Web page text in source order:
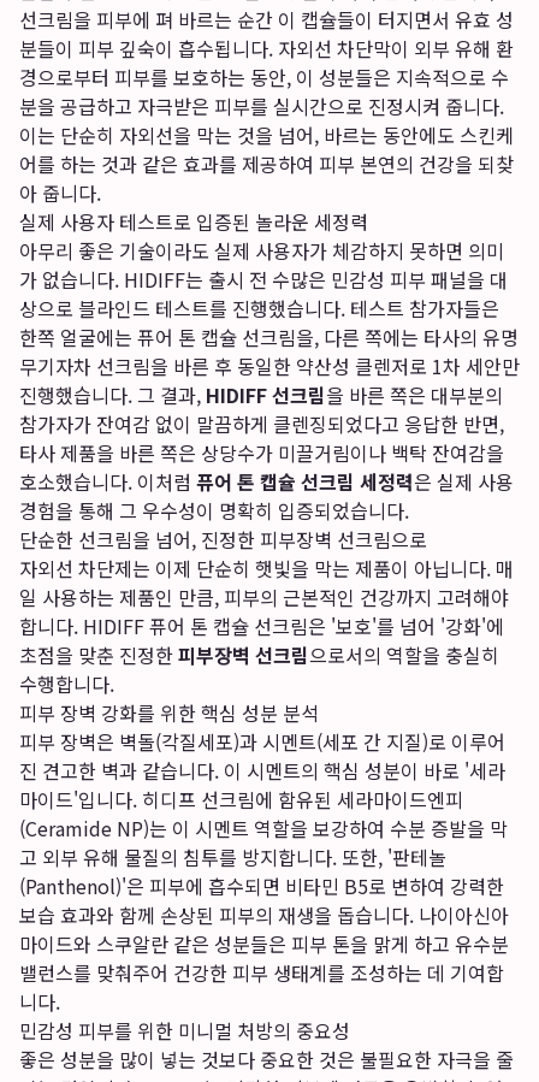
선크림을 피부에 펴 바르는 순간 이 캡슐들이 터지면서 유효 성
분들이 피부 깊숙이 흡수됩니다. 자외선 차단막이 외부 유해 환
경으로부터 피부를 보호하는 동안, 이 성분들은 지속적으로 수
분을 공급하고 자극받은 피부를 실시간으로 진정시켜 줍니다.
이는 단순히 자외선을 막는 것을 넘어, 바르는 동안에도 스킨케
어를 하는 것과 같은 효과를 제공하여 피부 본연의 건강을 되찾
아 줍니다.
실제 사용자 테스트로 입증된 놀라운 세정력
아무리 좋은 기술이라도 실제 사용자가 체감하지 못하면 의미
가 없습니다. HIDIFF는 출시 전 수많은 민감성 피부 패널을 대
상으로 블라인드 테스트를 진행했습니다. 테스트 참가자들은
한쪽 얼굴에는 퓨어 톤 캡슐 선크림을, 다른 쪽에는 타사의 유명
무기자차 선크림을 바른 후 동일한 약산성 클렌저로 1차 세안만
진행했습니다. 그 결과, HIDIFF 선크림을 바른 쪽은 대부분의
참가자가 잔여감 없이 말끔하게 클렌징되었다고 응답한 반면,
타사 제품을 바른 쪽은 상당수가 미끌거림이나 백탁 잔여감을
호소했습니다. 이처럼 퓨어 톤 캡슐 선크림 세정력은 실제 사용
경험을 통해 그 우수성이 명확히 입증되었습니다.
단순한 선크림을 넘어, 진정한 피부장벽 선크림으로
자외선 차단제는 이제 단순히 햇빛을 막는 제품이 아닙니다. 매
일 사용하는 제품인 만큼, 피부의 근본적인 건강까지 고려해야
합니다. HIDIFF 퓨어 톤 캡슐 선크림은 '보호'를 넘어 '강화'에
초점을 맞춘 진정한피부장벽 선크림으로서의 역할을 충실히
수행합니다.
피부 장벽 강화를 위한 핵심 성분 분석
피부 장벽은 벽돌(각질세포)과 시멘트(세포 간 지질)로 이루어
진 견고한 벽과 같습니다. 이 시멘트의 핵심 성분이 바로 '세라
마이드'입니다. 히디프 선크림에 함유된 세라마이드엔피
(Ceramide NP)는 이 시멘트 역할을 보강하여 수분 증발을 막
고 외부 유해 물질의 침투를 방지합니다. 또한, '판테놀
(Panthenol)'은 피부에 흡수되면 비타민 B5로 변하여 강력한
보습 효과와 함께 손상된 피부의 재생을 돕습니다. 나이아신아
마이드와 스쿠알란 같은 성분들은 피부 톤을 맑게 하고 유수분
밸런스를 맞춰주어 건강한 피부 생태계를 조성하는 데 기여합
니다.
민감성 피부를 위한 미니멀 처방의 중요성
좋은 성분을 많이 넣는 것보다 중요한 것은 불필요한 자극을 줄